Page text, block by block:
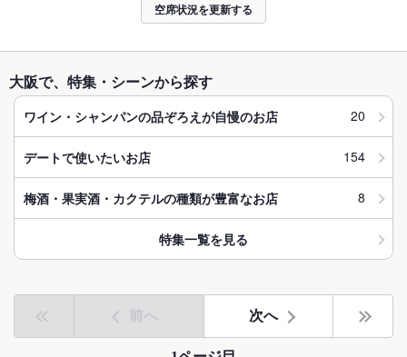
空席状況を更新する
大阪で、特集・シーンから探す
ワイン・シャンパンの品ぞろえが自慢のお店 20
デートで使いたいお店 154
梅酒・果実酒・カクテルの種類が豊富なお店 8
特集一覧を見る
前へ 次へ